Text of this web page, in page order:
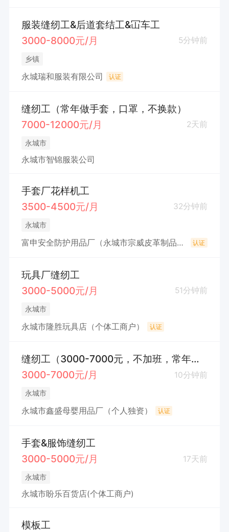
服装缝纫工&后道套结工&冚车工
3000-8000元/月
5分钟前
乡镇
永城瑞和服装有限公司 认证
缝纫工（常年做手套，口罩，不换款）
7000-12000元/月
2天前
永城市
永城市智锦服装公司
手套厂花样机工
3500-4500元/月
32分钟前
永城市
富申安全防护用品厂（永城市宗威皮革制品有限公司） 认证
玩具厂缝纫工
3000-5000元/月
51分钟前
永城市
永城市隆胜玩具店（个体工商户） 认证
缝纫工（3000-7000元，不加班，常年做婴儿用品不换款）
3000-7000元/月
10分钟前
永城市
永城市鑫盛母婴用品厂（个人独资） 认证
手套&服饰缝纫工
3000-5000元/月
17天前
永城市
永城市盼乐百货店(个体工商户)
模板工